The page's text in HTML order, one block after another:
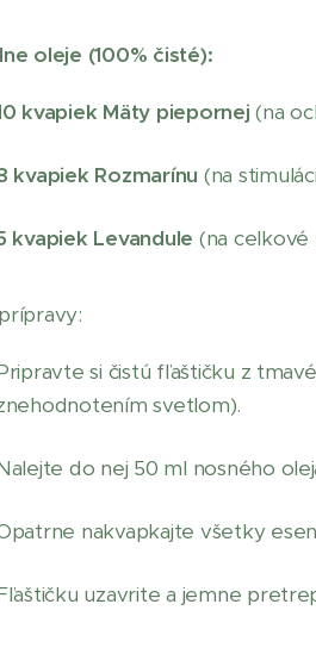
oleje (100% čisté):
kvapiek Mäty piepornej (na
kvapiek Rozmarínu (na
kvapiek Levandule (na celkové
si čistú fľaštičku z
svetlom).
do nej 50 ml nosného
nakvapkajte všetky
uzavrite a jemne